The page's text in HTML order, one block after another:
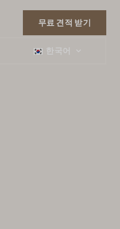
무료 견적 받기
한국어